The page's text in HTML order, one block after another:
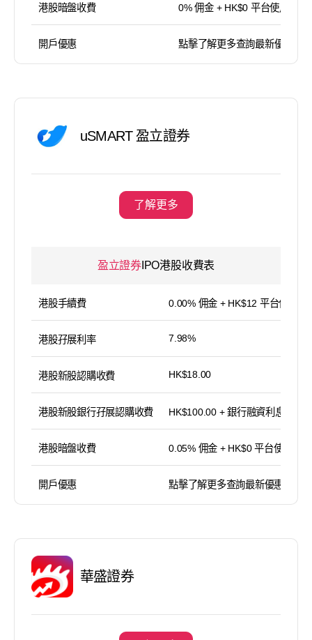
港股暗盤收費 0% 佣金 + HK$0 平台使用費
開戶優惠 點擊了解更多查詢最新優惠
uSMART 盈立證券
了解更多
盈立證券IPO港股收費表
港股手續費 0.00% 佣金 + HK$12 平台使用費
港股孖展利率 7.98%
港股新股認購收費 HK$18.00
港股新股銀行孖展認購收費 HK$100.00 + 銀行融資利息
港股暗盤收費 0.05% 佣金 + HK$0 平台使用費
開戶優惠 點擊了解更多查詢最新優惠
華盛證券